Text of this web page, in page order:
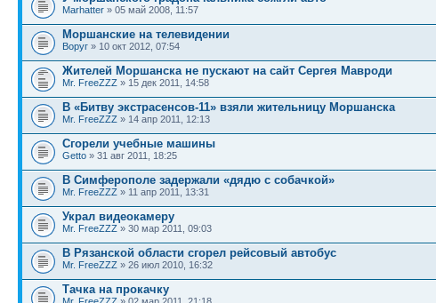
Marhatter » 05 май 2008, 11:57
Моршанские на телевидении
Воруг » 10 окт 2012, 07:54
Жителей Моршанска не пускают на сайт Сергея Мавроди
Mr. FreeZZZ » 15 дек 2011, 14:58
В «Битву экстрасенсов-11» взяли жительницу Моршанска
Mr. FreeZZZ » 14 апр 2011, 12:13
Сгорели учебные машины
Getto » 31 авг 2011, 18:25
В Симферополе задержали «дядю с собачкой»
Mr. FreeZZZ » 11 апр 2011, 13:31
Украл видеокамеру
Mr. FreeZZZ » 30 мар 2011, 09:03
В Рязанской области сгорел рейсовый автобус
Mr. FreeZZZ » 26 июл 2010, 16:32
Тачка на прокачку